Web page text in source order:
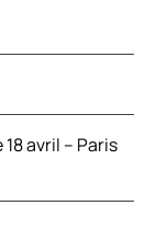
avril – Paris